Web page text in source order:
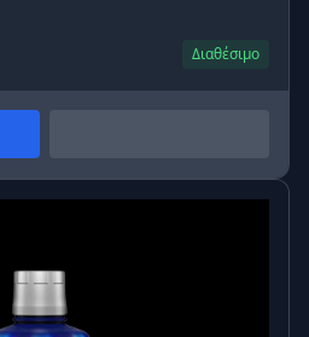
Διαθέσιμο